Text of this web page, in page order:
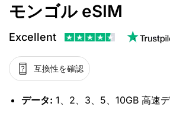
モンゴル eSIM
Excellent
互換性を確認
データ: 1、2、3、5、10GB 高速